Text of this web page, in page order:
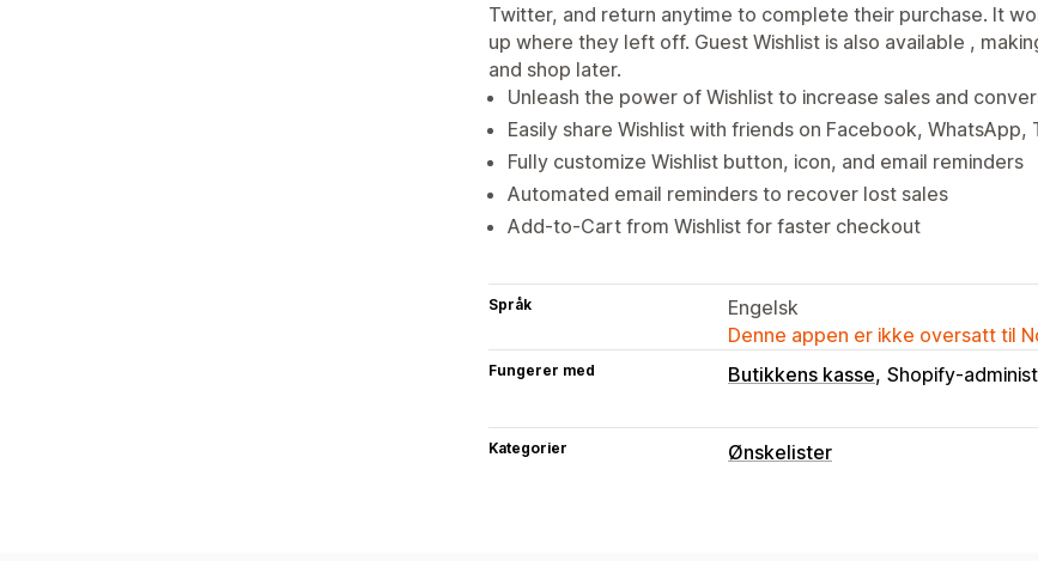
Twitter, and return anytime to complete their purchase. It
up where they left off. Guest Wishlist is also available ,
and shop later.
Unleash the power of Wishlist to increase sales and
Easily share Wishlist with friends on Facebook, WhatsApp,
Fully customize Wishlist button, icon, and email reminders
Automated email reminders to recover lost sales
Add-to-Cart from Wishlist for faster checkout
Språk
Engelsk
Denne appen er ikke oversatt til
Fungerer med Butikkens kasse Shopify-
Kategorier Ønskelister